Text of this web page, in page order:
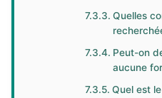
Quelles
Peut-on
aucune
Quel est